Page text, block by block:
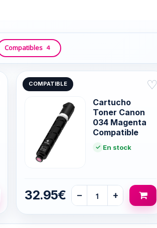
Compatibles 4
COMPATIBLE ♡
Cartucho
Toner Canon
034 Magenta
Compatible
En stock
32.95€ − +